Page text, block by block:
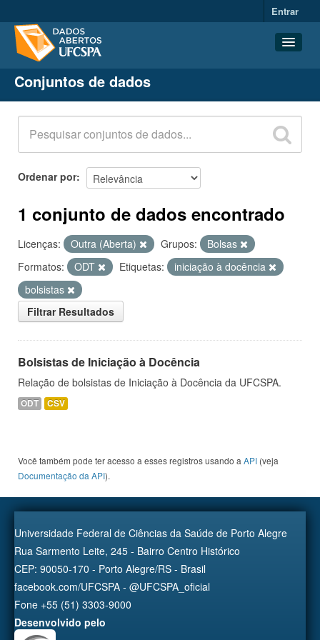
Entrar
Conjuntos de dados
Organizações
Grupos
Sobre
Conjuntos de dados
Ordenar por
1 conjunto de dados encontrado
Licenças: Outra (Aberta) Grupos:
Bolsas
Formatos:
ODT Etiquetas:
iniciação à docência
bolsistas
Filtrar Resultados
Bolsistas de Iniciação à Docência
Relação de bolsistas de Iniciação à Docência da UFCSPA.
ODT CSV
Você também pode ter acesso a esses registros usando a API (veja
Documentação da API).
Universidade Federal de Ciências da Saúde de Porto Alegre
Rua Sarmento Leite, 245 - Bairro Centro Histórico
CEP: 90050-170 - Porto Alegre/RS - Brasil
facebook.com/UFCSPA - @UFCSPA_oficial
Fone +55 (51) 3303-9000
Desenvolvido pelo